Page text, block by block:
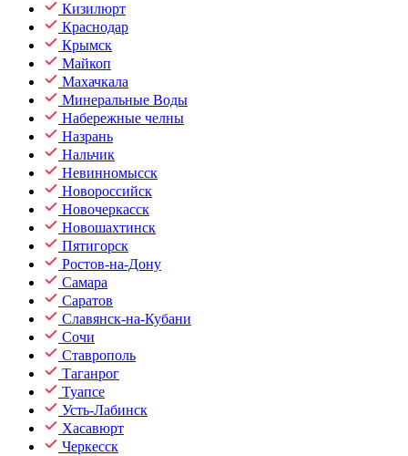
Кизилюрт
Краснодар
Крымск
Майкоп
Махачкала
Минеральные Воды
Набережные челны
Назрань
Нальчик
Невинномысск
Новороссийск
Новочеркасск
Новошахтинск
Пятигорск
Ростов-на-Дону
Самара
Саратов
Славянск-на-Кубани
Сочи
Ставрополь
Таганрог
Туапсе
Усть-Лабинск
Хасавюрт
Черкесск